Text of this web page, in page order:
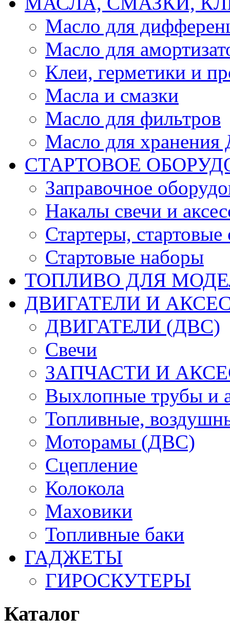
Масло для
Масло для
Клеи, герметики и
Масла и смазки
Масло для фильтров
Масло для
СТАРТОВОЕ
Заправочное
Накалы свечи и
Стартеры, стартовые
Стартовые наборы
ТОПЛИВО ДЛЯ
ДВИГАТЕЛИ И
ДВИГАТЕЛИ (ДВС)
Свечи
ЗАПЧАСТИ И
Выхлопные трубы и
Топливные,
Моторамы (ДВС)
Сцепление
Колокола
Маховики
Топливные баки
ГАДЖЕТЫ
ГИРОСКУТЕРЫ
Каталог